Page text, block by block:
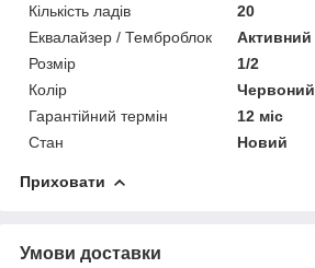
Кількість ладів
20
Еквалайзер / Темброблок
Активний
Розмір
1/2
Колір
Червоний
Гарантійний термін
12 міс
Стан
Новий
Приховати
Умови доставки